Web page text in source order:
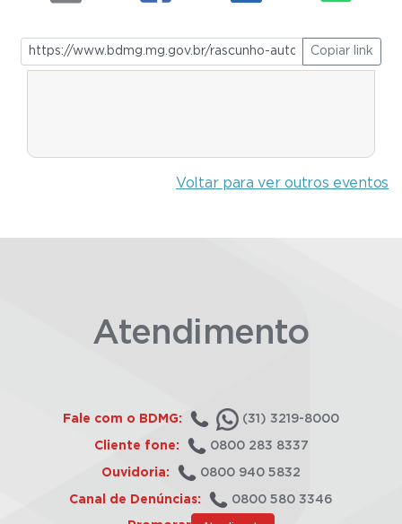
Copiar link
Voltar para ver outros eventos
Atendimento
Fale com o BDMG: (31) 3219-8000
Cliente fone: 0800 283 8337
Ouvidoria: 0800 940 5832
Canal de Denúncias: 0800 580 3346